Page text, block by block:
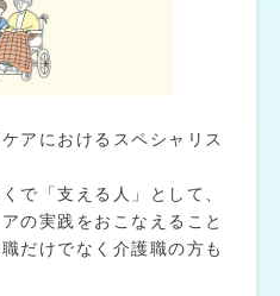
アにおけるスペシャリス
で「支える人」として、
の実践をおこなえること
だけでなく介護職の方も